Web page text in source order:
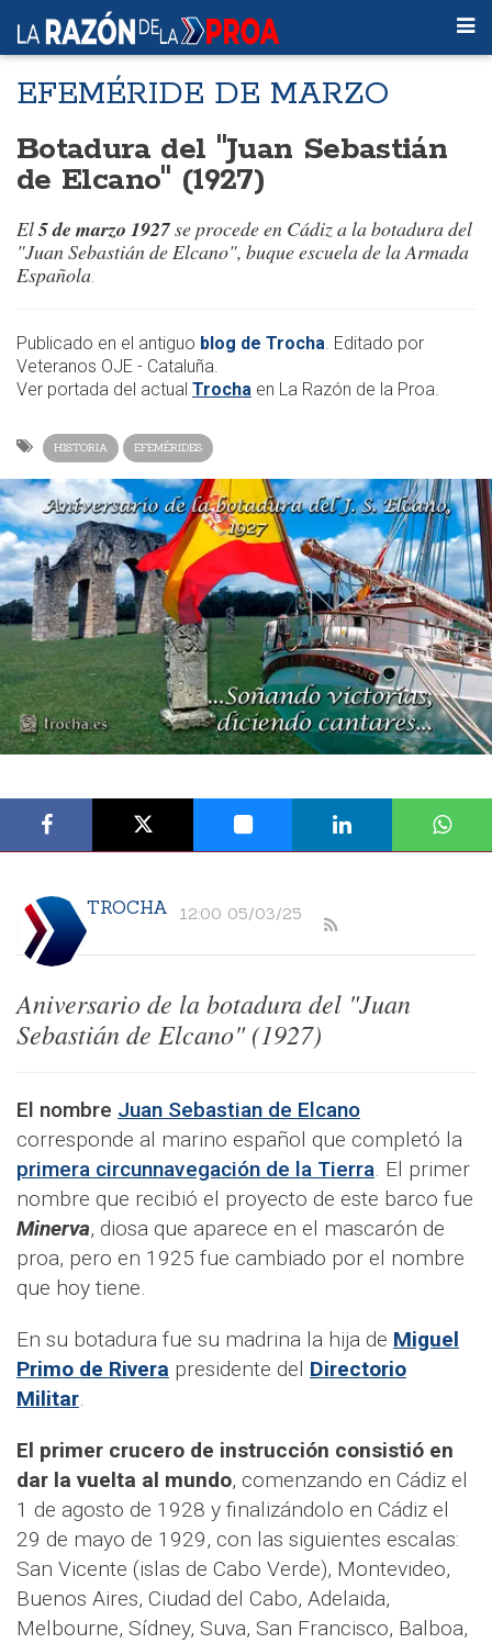
EFEMÉRIDE DE MARZO
Botadura del "Juan Sebastián
de Elcano" (1927)
El5 de marzo 1927se procede en Cádiz a la botadura del
"Juan Sebastián de Elcano", buque escuela de la Armada
Española
Publicado en el antiguo blog de Trocha. Editado por
Veteranos OJE - Cataluña.
Ver portada del actual Trocha en La Razón de la Proa.
HISTORIA EFEMÉRIDES
TROCHA 12:00 05/03/25
Aniversario de la botadura del "Juan
Sebastián de Elcano" (1927)
El nombre Juan Sebastian de Elcano
corresponde al marino español que completó la
primera circunnavegación de la Tierra. El primer
nombre que recibió el proyecto de este barco fue
Minerva, diosa que aparece en el mascarón de
proa, pero en 1925 fue cambiado por el nombre
que hoy tiene.
En su botadura fue su madrina la hija de Miguel
Primo de Rivera presidente del Directorio
Militar.
El primer crucero de instrucción consistió en
dar la vuelta al mundo, comenzando en Cádiz el
1 de agosto de 1928 y finalizándolo en Cádiz el
29 de mayo de 1929, con las siguientes escalas:
San Vicente (islas de Cabo Verde), Montevideo,
Buenos Aires, Ciudad del Cabo, Adelaida,
Melbourne, Sídney, Suva, San Francisco, Balboa,